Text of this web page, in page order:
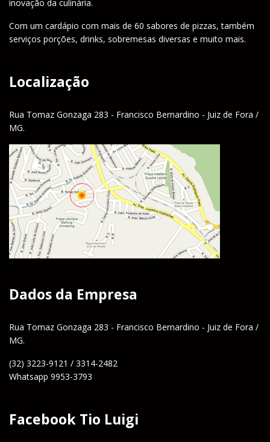
inovação da culinária.
Com um cardápio com mais de 60 sabores de pizzas, também
serviços porções, drinks, sobremesas diversas e muito mais.
Localização
Rua Tomaz Gonzaga 283 - Francisco Bernardino - Juiz de Fora /
MG.
Dados da Empresa
Rua Tomaz Gonzaga 283 - Francisco Bernardino - Juiz de Fora /
MG.
(32) 3223-9121 / 3314-2482
Whatsapp 9953-3793
Facebook Tio Luigi